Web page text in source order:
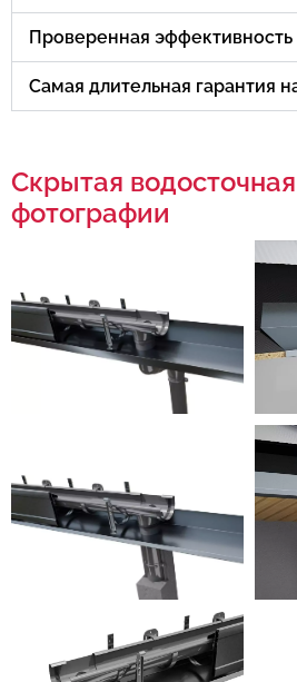
Проверенная эффективность
Самая длительная гарантия
Скрытая
фотографии